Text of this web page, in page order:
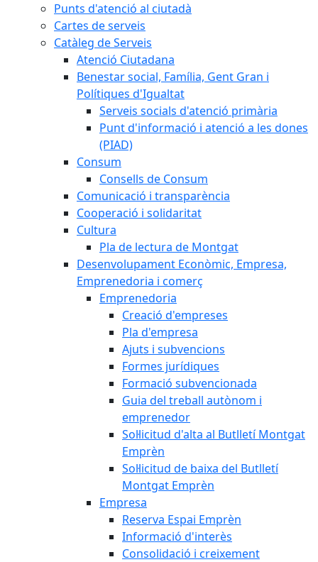
Punts d'atenció al ciutadà
Cartes de serveis
Catàleg de Serveis
Atenció Ciutadana
Benestar social, Família, Gent Gran i
Polítiques d'Igualtat
Serveis socials d'atenció primària
Punt d'informació i atenció a les dones
(PIAD)
Consum
Consells de Consum
Comunicació i transparència
Cooperació i solidaritat
Cultura
Pla de lectura de Montgat
Desenvolupament Econòmic, Empresa,
Emprenedoria i comerç
Emprenedoria
Creació d'empreses
Pla d'empresa
Ajuts i subvencions
Formes jurídiques
Formació subvencionada
Guia del treball autònom i
emprenedor
Sol·licitud d'alta al Butlletí Montgat
Emprèn
Sol·licitud de baixa del Butlletí
Montgat Emprèn
Empresa
Reserva Espai Emprèn
Informació d'interès
Consolidació i creixement